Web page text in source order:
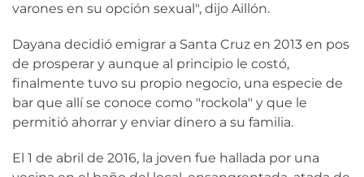
varones en su opción sexual", dijo Aillón.
Dayana decidió emigrar a Santa Cruz en 2013 en pos
de prosperar y aunque al principio le costó,
finalmente tuvo su propio negocio, una especie de
bar que allí se conoce como "rockola" y que le
permitió ahorrar y enviar dinero a su familia.
El 1 de abril de 2016, la joven fue hallada por una